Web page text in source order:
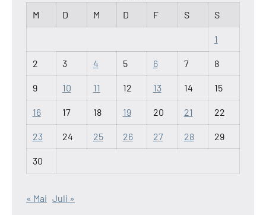
M
D M D F S S
1
2 3 4 5 6 7 8
9 10 11 12 13 14 15
16 17 18 19 20 21 22
23 24 25 26 27 28 29
30
« Mai Juli »